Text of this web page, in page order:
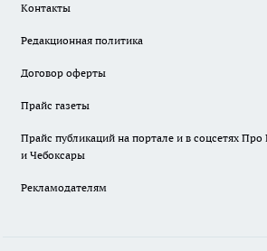
Контакты
Редакционная политика
Договор оферты
Прайс газеты
Прайс публикаций на портале и в соцсетях Про
и Чебоксары
Рекламодателям